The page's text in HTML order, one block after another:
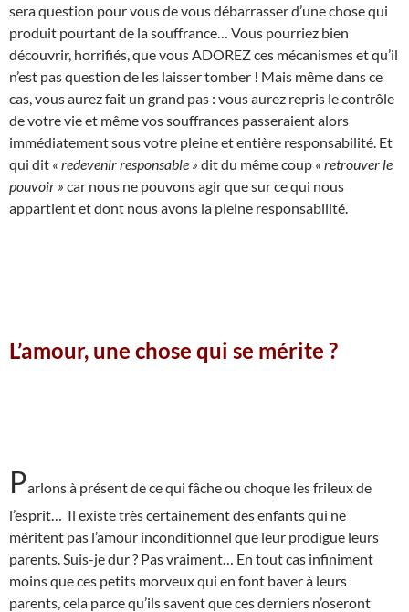
sera question pour vous de vous débarrasser d’une chose qui
produit pourtant de la souffrance… Vous pourriez bien
découvrir, horrifiés, que vous ADOREZ ces mécanismes et qu’il
n’est pas question de les laisser tomber ! Mais même dans ce
cas, vous aurez fait un grand pas : vous aurez repris le contrôle
de votre vie et même vos souffrances passeraient alors
immédiatement sous votre pleine et entière responsabilité. Et
qui dit « redevenir responsable » dit du même coup « retrouver le
pouvoir » car nous ne pouvons agir que sur ce qui nous
appartient et dont nous avons la pleine responsabilité.
L’amour, une chose qui se mérite ?
Parlons à présent de ce qui fâche ou choque les frileux de
l’esprit… Il existe très certainement des enfants qui ne
méritent pas l’amour inconditionnel que leur prodigue leurs
parents. Suis-je dur ? Pas vraiment… En tout cas infiniment
moins que ces petits morveux qui en font baver à leurs
parents, cela parce qu’ils savent que ces derniers n’oseront